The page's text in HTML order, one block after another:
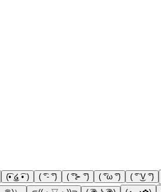
(͡• ͜໒ ͡• ) ( ͡°- ͡°) ( ͡°⊱ ͡°) ( ͡°ω ͡°) ( ͡° ͜V ͡°)